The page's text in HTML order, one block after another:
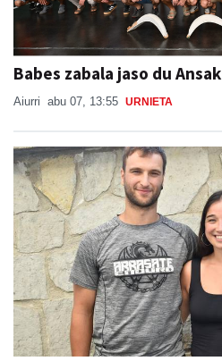
Babes zabala jaso du Ansak
Aiurri abu 07, 13:55 URNIETA